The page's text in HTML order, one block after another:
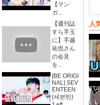
【マン
ガ...
【週刊誌
すら手玉
に】手越
祐也さん
の会見
を...
[BE ORIGI
NAL] SEV
ENTEEN
(세븐틴)
人